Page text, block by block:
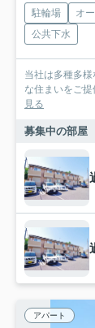
駐輪場 オ
公共下水
当社は多種多
な住まいをご
見る
募集中の部屋
アパート